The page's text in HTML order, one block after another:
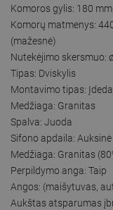
Komoros gylis: 180
Komorų matmenys:
(mažesnė)
Nutekėjimo skersmuo:
Tipas: Dviskylis
Montavimo tipas:
Medžiaga: Granitas
Spalva: Juoda
Sifono apdaila: Auksinė
Medžiaga: Granitas
Perpildymo anga: Taip
Angos: (maišytuvas,
Aukštas atsparumas